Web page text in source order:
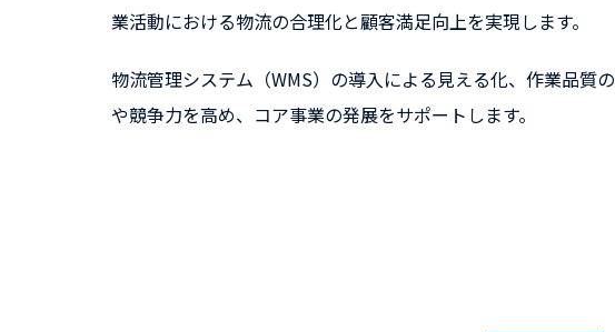
業活動における物流の合理化と顧客満足向上を実現します。
物流管理システム（WMS）の導入による見える化、作業品質
や競争力を高め、コア事業の発展をサポートします。